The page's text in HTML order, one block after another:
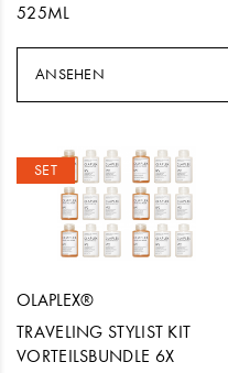
525ML
ANSEHEN
SET
OLAPLEX®
TRAVELING STYLIST KIT
VORTEILSBUNDLE 6X